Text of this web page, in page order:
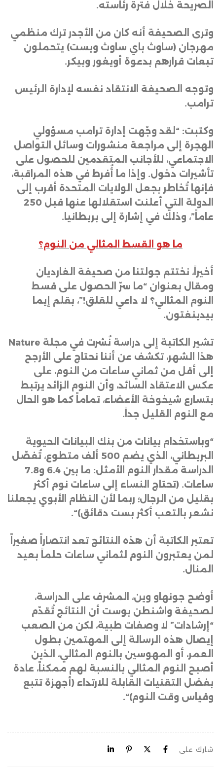
الصريحة خلال فترة رئاسته.
وترى الصحيفة أنه كان من الأجدر ترك منظمي
مهرجان (ساوث باي ساوث ويست) يتحملون
تبعات قرارهم بدعوة أويغور وبيكر.
وتوجه الصحيفة الانتقاد نفسه لإدارة الرئيس
ترامب.
وكتبت: “لقد وجّهت إدارة ترامب مسؤولي
الهجرة إلى مراجعة منشورات وسائل التواصل
الاجتماعي، للأجانب المتقدمين للحصول على
تأشيرات دخول. وإذا ما أُفرط في هذه المراقبة،
فإنها تُخاطر بجعل الولايات المتحدة أقرب إلى
الدولة التي أعلنت استقلالها عنها قبل 250
عاماً”، وذلك في إشارة إلى بريطانيا .
ما هو القسط المثالي من النوم؟
أخيراً، نختتم جولتنا من صحيفة الغارديان
ومقال بعنوان “ما سرّ الحصول على قسط
النوم المثالي؟ لا داعي للقلق!”، بقلم إيما
بيدينغتون.
تشير الكاتبة إلى دراسة نُشرت في مجلة
هذا الشهر، تكشف عن أننا نحتاج على الأرجح
إلى أقل من ثماني ساعات من النوم، على
عكس الاعتقاد السائد، وأن النوم الزائد يرتبط
بتسارع شيخوخة الأعضاء، تماماً كما هو الحال
مع النوم القليل جداً .
“وباستخدام بيانات من بنك البيانات الحيوية
البريطاني، الذي يضم 500 ألف متطوع، تُفصّل
الدراسة مقدار النوم الأمثل: ما بين 6.4 و7.8
ساعات. (تحتاج النساء إلى ساعات نوم أكثر
بقليل من الرجال؛ ربما لأن النظام الأبوي يجعلنا
نشعر بالتعب أكثر بست دقائق)“.
تعتبر الكاتبة أن هذه النتائج تعد انتصاراً صغيراً
لمن يعتبرون النوم لثماني ساعات حلماً بعيد
المنال.
أوضح جونهاو وين، المشرف على الدراسة،
لصحيفة واشنطن بوست أن النتائج تُقدّم
“إرشادات” لا وصفات طبية، لكن من الصعب
إيصال هذه الرسالة إلى المهتمين بطول
العمر، أو المهوسين بالنوم المثالي، الذين
أصبح النوم المثالي بالنسبة لهم ممكناً، عادة
بفضل التقنيات القابلة للارتداء (أجهزة تتبع
وقياس وقت النوم)“.
شارك على